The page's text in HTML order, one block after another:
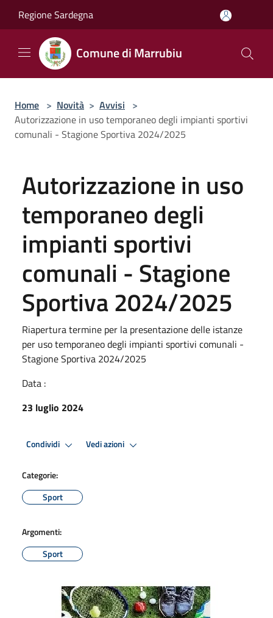
Regione Sardegna
Comune di Marrubiu
Home > Novità > Avvisi >
Autorizzazione in uso temporaneo degli impianti sportivi
comunali - Stagione Sportiva 2024/2025
Autorizzazione in uso
temporaneo degli
impianti sportivi
comunali - Stagione
Sportiva 2024/2025
Riapertura termine per la presentazione delle istanze
per uso temporaneo degli impianti sportivi comunali -
Stagione Sportiva 2024/2025
Data :
23 luglio 2024
Condividi Vedi azioni
Categorie:
Sport
Argomenti:
Sport